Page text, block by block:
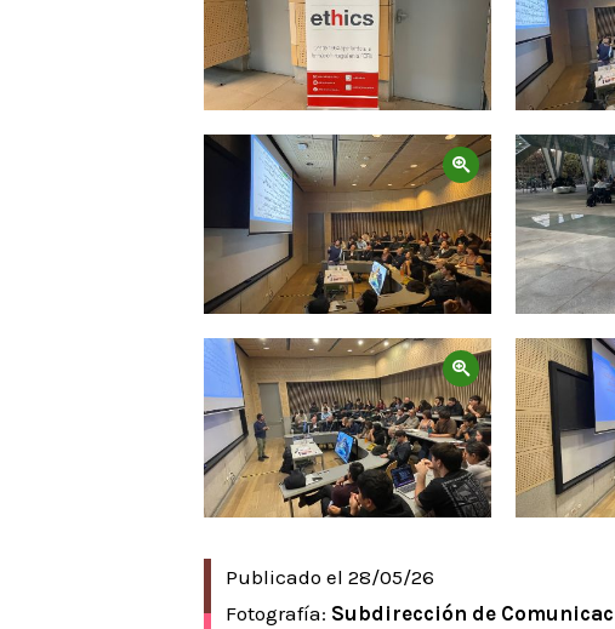
Zoom
Zoom
Publicado el 28/05/26
Fotografía: Subdirección de